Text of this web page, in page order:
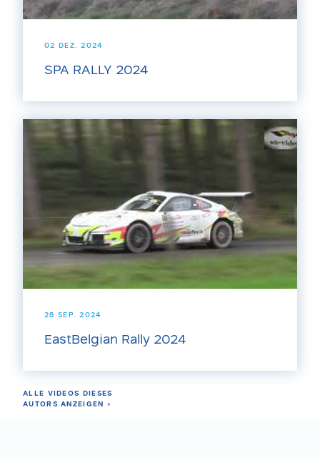
02 DEZ. 2024
SPA RALLY 2024
28 SEP. 2024
EastBelgian Rally 2024
ALLE VIDEOS DIESES
AUTORS ANZEIGEN ›